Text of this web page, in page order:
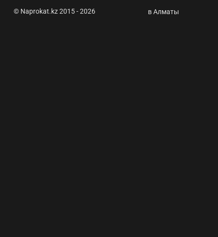
© Naprokat.kz 2015 - 2026 в Алматы